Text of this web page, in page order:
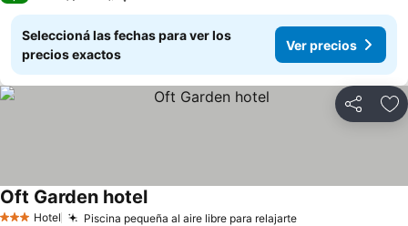
Seleccioná las fechas para ver los
precios exactos
Ver precios
Compartir
3 Estrellas
Hotel Piscina pequeña al aire libre para relajarteVer precios
Oft Garden hotelVer precios